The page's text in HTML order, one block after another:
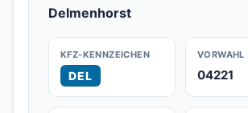
Delmenhorst
KFZ-KENNZEICHEN
DEL
VORWAHL
04221